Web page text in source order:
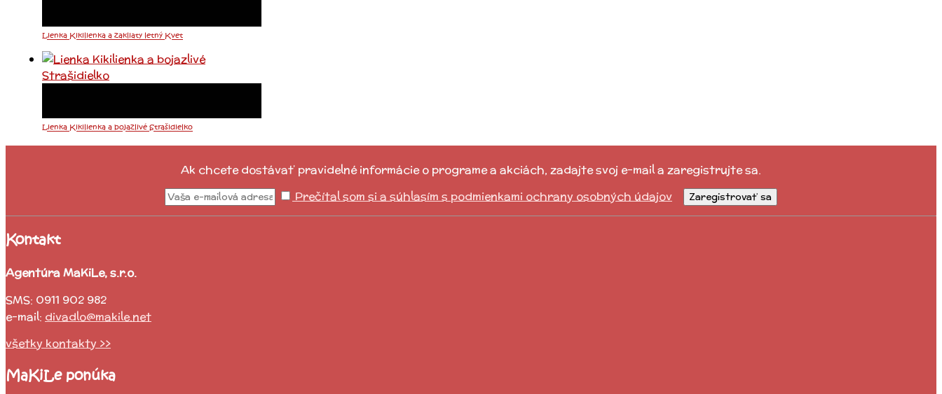
Lienka Kikilienka a zakliaty letný Kvet
Lienka Kikilienka a bojazlivé Strašidielko
Ak chcete dostávať pravidelné informácie o programe a akciách, zadajte svoj e-mail a zaregistrujte sa.
Prečítal som si a súhlasím s podmienkami ochrany osobných údajov
Zaregistrovať sa
Kontakt
Agentúra MaKiLe, s.r.o.
SMS: 0911 902 982
e-mail: divadlo@makile.net
všetky kontakty >>
MaKiLe ponúka